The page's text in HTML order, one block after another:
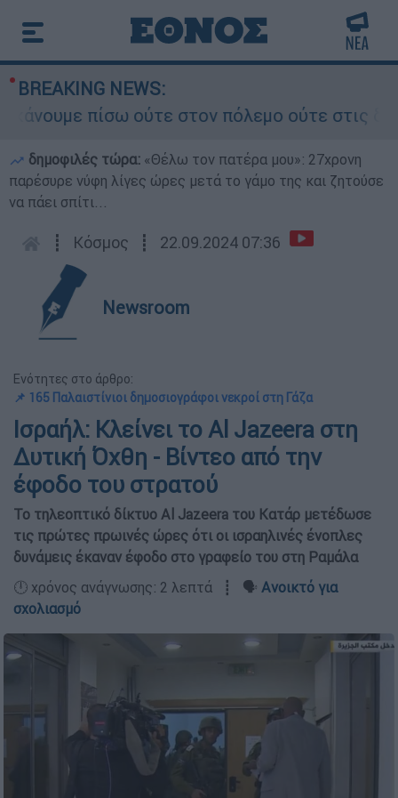
BREAKING NEWS:
πίσω ούτε στον πόλεμο ούτε στις
δημοφιλές τώρα: «Θέλω τον πατέρα μου»: 27χρονη
παρέσυρε νύφη λίγες ώρες μετά το γάμο της και ζητούσε
να πάει σπίτι...
┋ Κόσμος ┋ 22.09.2024 07:36
Newsroom
Ενότητες στο άρθρο:
📌 165 Παλαιστίνιοι δημοσιογράφοι νεκροί στη Γάζα
Ισραήλ: Κλείνει το Al Jazeera στη
Δυτική Όχθη - Βίντεο από την
έφοδο του στρατού
Το τηλεοπτικό δίκτυο Al Jazeera του Κατάρ μετέδωσε
τις πρώτες πρωινές ώρες ότι οι ισραηλινές ένοπλες
δυνάμεις έκαναν έφοδο στο γραφείο του στη Ραμάλα
🕛 χρόνος ανάγνωσης: 2 λεπτά ┋ 🗣️ Ανοικτό για
σχολιασμό